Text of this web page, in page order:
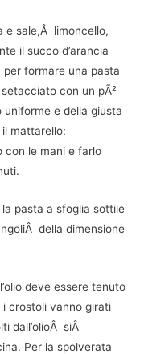
e sale,Â limoncello,
il succo d’arancia
formare una pasta
con un pÃ²
e della giusta
mattarello:
con le mani e farlo
pasta a sfoglia sottile
della dimensione
deve essere tenuto
i crostoli vanno girati
dall’olioÂ siÂ
Per la spolverata